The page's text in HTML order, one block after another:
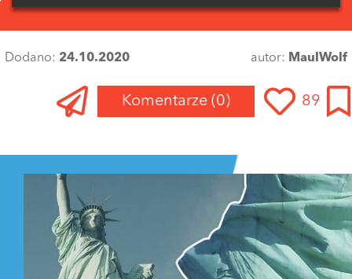
Dodano: 24.10.2020 autor: MaulWolf
Komentarze (0) 89